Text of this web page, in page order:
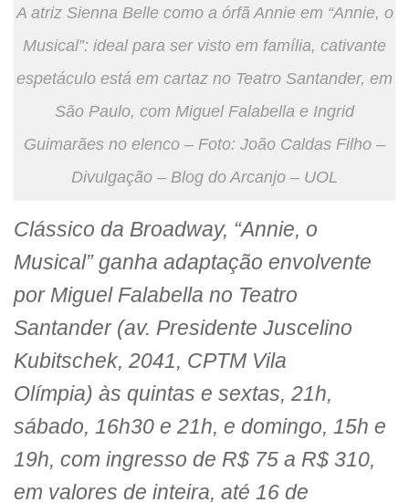
A atriz Sienna Belle como a órfã Annie em “Annie, o
Musical”: ideal para ser visto em família, cativante
espetáculo está em cartaz no Teatro Santander, em
São Paulo, com Miguel Falabella e Ingrid
Guimarães no elenco – Foto: João Caldas Filho –
Divulgação – Blog do Arcanjo – UOL
Clássico da Broadway, “Annie, o
Musical” ganha adaptação envolvente
por Miguel Falabella no Teatro
Santander (av. Presidente Juscelino
Kubitschek, 2041, CPTM Vila
Olímpia) às quintas e sextas, 21h,
sábado, 16h30 e 21h, e domingo, 15h e
19h, com ingresso de R$ 75 a R$ 310,
em valores de inteira, até 16 de